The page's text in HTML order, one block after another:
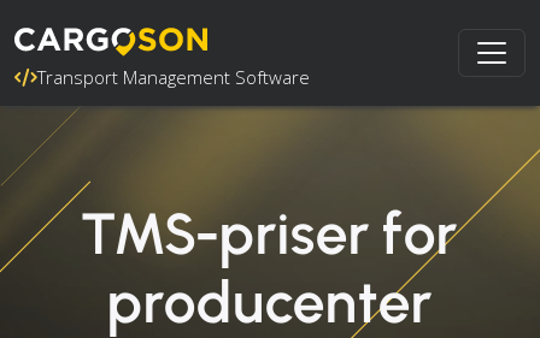
Transport Management Software
TMS-priser for
producenter